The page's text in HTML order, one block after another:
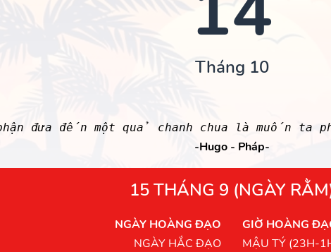
Tháng 10
đưa đến một quả chanh chua là muốn ta
-Hugo - Pháp-
15 THÁNG 9 (NGÀY
NGÀY HOÀNG ĐẠO
NGÀY HẮC ĐẠO
GIỜ HOÀNG
MẬU TÝ (23H-